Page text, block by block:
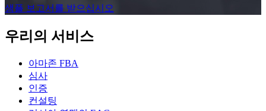
샘플 보고서를 받으십시오
우리의 서비스
아마존 FBA
심사
인증
컨설팅